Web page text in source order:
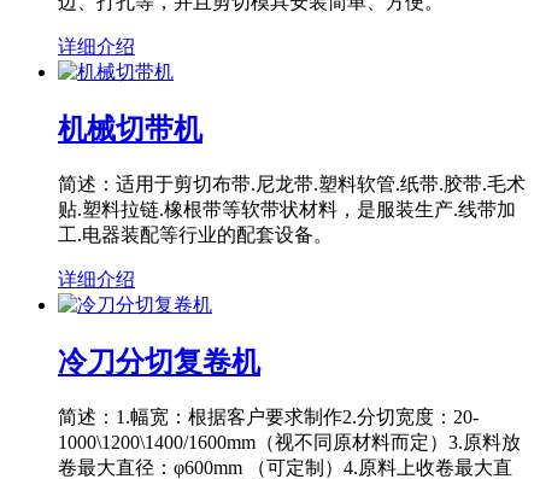
详细介绍
机械切带机
简述：适用于剪切布带.尼龙带.塑料软管.纸带.胶带.毛术
贴.塑料拉链.橡根带等软带状材料，是服装生产.线带加
工.电器装配等行业的配套设备。
详细介绍
冷刀分切复卷机
简述：1.幅宽：根据客户要求制作2.分切宽度：20-
1000\1200\1400/1600mm（视不同原材料而定）3.原料放
卷最大直径：φ600mm （可定制）4.原料上收卷最大直